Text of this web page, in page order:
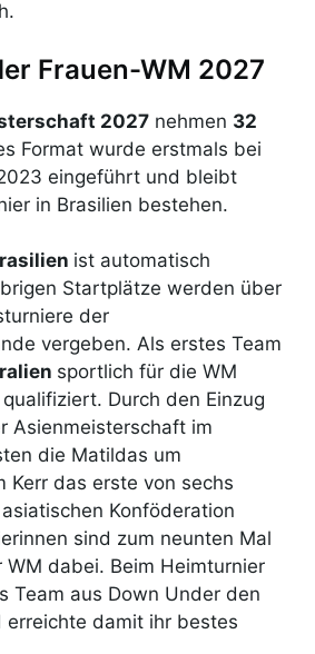
Frauen-WM 2027
2027 nehmen 32
Format wurde erstmals bei
eingeführt und bleibt
in Brasilien bestehen.
ist automatisch
Startplätze werden über
der
vergeben. Als erstes Team
sportlich für die WM
Durch den Einzug
Asienmeisterschaft im
die Matildas um
Kerr das erste von sechs
Konföderation
sind zum neunten Mal
WM dabei. Beim Heimturnier
Team aus Down Under den
erreichte damit ihr bestes